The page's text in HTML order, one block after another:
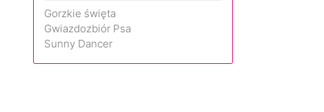
Gorzkie święta
Gwiazdozbiór Psa
Sunny Dancer